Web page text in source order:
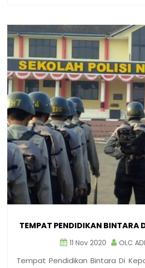
TEMPAT PENDIDIKAN BINTARA
11 Nov 2020 OLC
Tempat Pendidikan Bintara